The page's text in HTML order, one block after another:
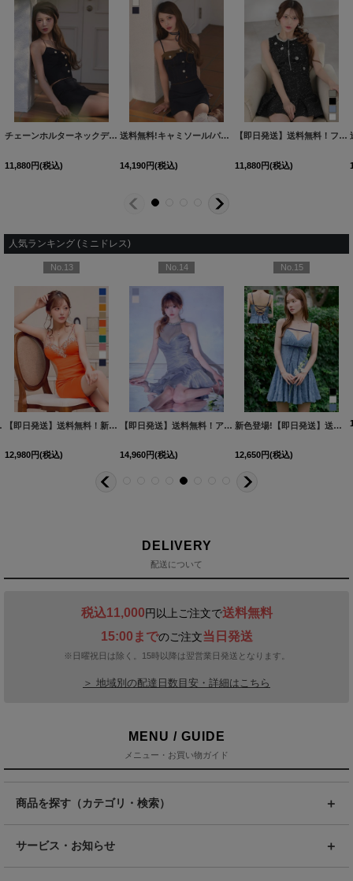
チェーンホルターネックデニムセットアップミニドレス/キャバドレス【XS-Lサイズ/1カラー】[OF03]【YN】dzjuAG
11,880円(税込)
送料無料!キャミソール/パイピング/リボンチョーカー/Aライン/小花柄/デニム/バイカラー/セットアップ/ミニドレス/キャバドレス【XS-Mサイズ/2カラー】[OF03]【YN】dzwvAG【一部予約商品/9月上旬発送予定】
14,190円(税込)
【即日発送】送料無料！フロントジップ/ノースリーブ/フラワースパンコール/ビジュー/ツイード/プリーツ/Aライン/ミニドレス/キャバドレス【XS-XLサイズ/4カラー】[OF01] 【SB】dzwvBF
11,880円(税込)
人気ランキング (ミニドレス)
260706-1
[3740SBdzmvSK-260721-1] [3761SBdzquAGO-260706-2]
ラー】[OF01]【SB】IA
No.13
【即日発送】送料無料！新色登場！ビジューキャミソールミニドレス/キャバドレス 【XS-Mサイズ / 10カラー】[OF03-X] 【YN】dzw
12,980円(税込)
No.14
【即日発送】送料無料！アメスリ/ビジュー/シアー/シフォン/チュール/ティアード/フレア/ミニドレス/キャバドレス【XS-Mサイズ/2カラー】[OF03]【YN】dzwuBF
14,960円(税込)
No.15
新色登場!【即日発送】送料無料!バックレースアップ/リボン/キャミソール/フレア/ミニドレス/キャバドレス【XS-Sサイズ/3カラー】[OF03]【YN】dzjvBF【一部予約商品/9月上旬発送予定】
12,650円(税込)
DELIVERY
配送について
税込11,000円以上ご注文で送料無料
15:00までのご注文当日発送
※日曜祝日は除く。15時以降は翌営業日発送となります。
＞ 地域別の配達日数目安・詳細はこちら
MENU / GUIDE
メニュー・お買い物ガイド
商品を探す（カテゴリ・検索）
サービス・お知らせ